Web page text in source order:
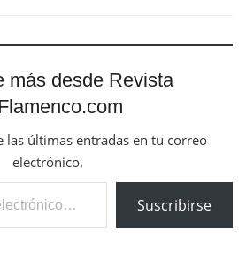
Previous Post
El Olivo. Isabel Rico – Raul
Mico
Next Post
– El Flamenco, un modelo de